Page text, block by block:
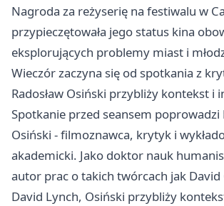
Nagroda za reżyserię na festiwalu w
przypieczętowała jego status kina
eksplorujących problemy miast i
Wieczór zaczyna się od spotkania z
Radosław Osiński przybliży kontekst i
Spotkanie przed seansem poprowadzi
Osiński - filmoznawca, krytyk i
akademicki. Jako doktor nauk
autor prac o takich twórcach jak
David Lynch, Osiński przybliży